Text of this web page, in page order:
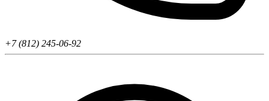
+7 (812) 245-06-92